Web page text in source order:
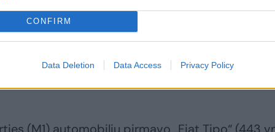
CONFIRM
Data Deletion Data Access Privacy Policy
rinkoje pirmavo „Fiat“ markė (768
trečiąją vietą užėmė „Škoda“ (207), ketvirtą –
(75). Tarp prestižinių markių pirmavo
(M1) automobilių pirmavo „Fiat Tipo“ (443